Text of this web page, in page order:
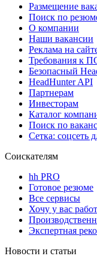
Размещение
Поиск по
О компании
Наши вакансии
Реклама на
Требования к
Безопасный
HeadHunter API
Партнерам
Инвесторам
Каталог
Поиск по
Сетка: соцсеть
Соискателям
hh PRO
Готовое резюме
Все сервисы
Хочу у вас
Экспертная
Новости и статьи